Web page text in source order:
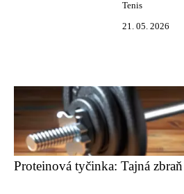
Tenis
21. 05. 2026
Proteinová tyčinka: Tajná